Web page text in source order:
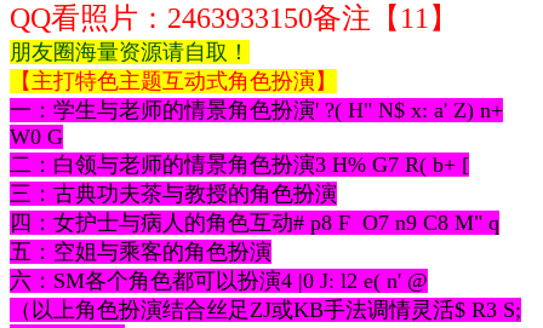
QQ看照片：2463933150备注【11】
朋友圈海量资源请自取！
【主打特色主题互动式角色扮演】
一：学生与老师的情景角色扮演' ?( H" N$ x: a' Z) n+
W0 G
二：白领与老师的情景角色扮演3 H% G7 R( b+ [
三：古典功夫茶与教授的角色扮演
四：女护士与病人的角色互动# p8 F O7 n9 C8 M" q
五：空姐与乘客的角色扮演
六：SM各个角色都可以扮演4 |0 J: l2 e( n' @
（以上角色扮演结合丝足ZJ或KB手法调情灵活$ R3 S;